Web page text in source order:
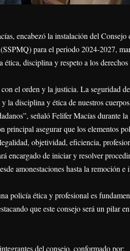
encabezó la instalación del
para el periodo 2024-2027,
disciplina y respeto a los
el orden y la justicia. La seguridad
la disciplina y ética de nuestros
señaló Felifer Macías durante
asegurar que los elementos
objetividad, eficiencia,
encargado de iniciar y resolver
amonestaciones hasta la remoción
policía ética y profesional es
que este consejo será un pilar
del consejo, conformado por: